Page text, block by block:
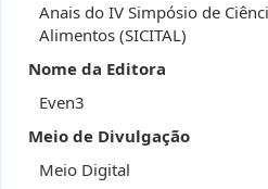
Anais do IV Simpósio de
Alimentos (SICITAL)
Nome da Editora
Even3
Meio de Divulgação
Meio Digital